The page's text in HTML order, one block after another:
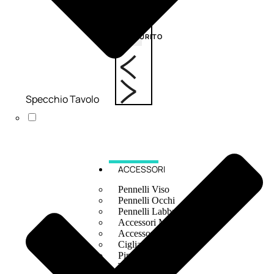
ESAURITO
ACCESSORI
Pennelli Viso
Pennelli Occhi
Pennelli Labbra
Accessori Make Up
Accessori Occhi
Ciglia Finte
Pinzette
Temperamatite
Specchio Tavolo